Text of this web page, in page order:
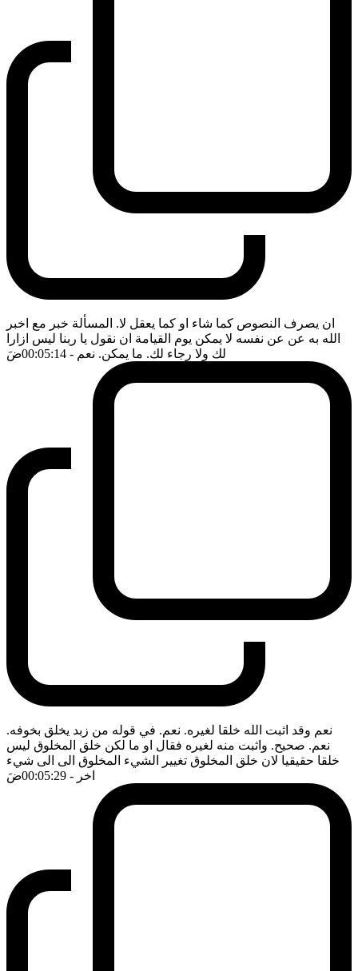
ان يصرف النصوص كما شاء او كما يعقل لا. المسألة خبر مع اخبر
الله به عن عن نفسه لا يمكن يوم القيامة ان نقول يا ربنا ليس ازارا
لك ولا رجاء لك. ما يمكن. نعم - 00:05:14 ضَ
نعم وقد اثبت الله خلقا لغيره. نعم. في قوله من زبد يخلق بخوفه.
نعم. صحيح. واثبت منه لغيره فقال او ما لكن خلق المخلوق ليس
خلقا حقيقيا لان خلق المخلوق تغيير الشيء المخلوق الى الى شيء
اخر - 00:05:29 ضَ